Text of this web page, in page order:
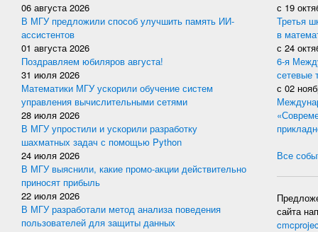
06 августа 2026
В МГУ предложили способ улучшить память ИИ-
ассистентов
01 августа 2026
Поздравляем юбиляров августа!
31 июля 2026
Математики МГУ ускорили обучение систем
управления вычислительными сетями
28 июля 2026
В МГУ упростили и ускорили разработку
шахматных задач с помощью Python
24 июля 2026
В МГУ выяснили, какие промо-акции действительно
приносят прибыль
22 июля 2026
В МГУ разработали метод анализа поведения
пользователей для защиты данных
с 19
Третья
в
с 24
6-я
сетевые
с 02
Все
сайта